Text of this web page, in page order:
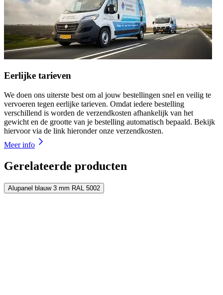
Eerlijke tarieven
We doen ons uiterste best om al jouw bestellingen snel en veilig te
vervoeren tegen eerlijke tarieven. Omdat iedere bestelling
verschillend is worden de verzendkosten afhankelijk van het
gewicht en de grootte van je bestelling automatisch bepaald. Bekijk
hiervoor via de link hieronder onze verzendkosten.
Meer info
Gerelateerde producten
Alupanel blauw 3 mm RAL 5002